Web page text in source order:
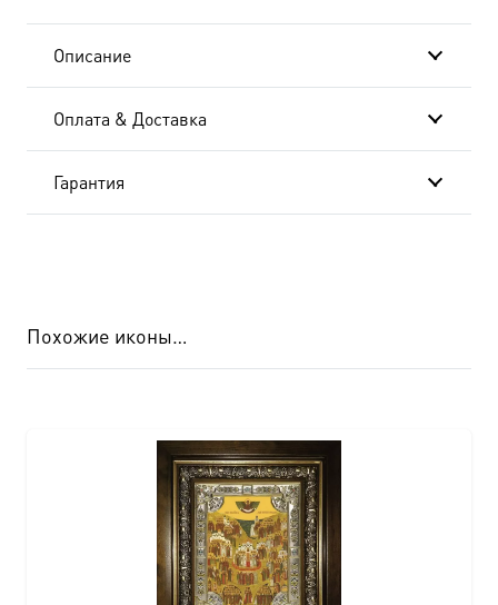
Описание
Оплата & Доставка
Гарантия
Похожие иконы…